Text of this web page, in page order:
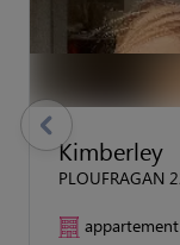
Kimberley
PLOUFRAGAN
appartement
previous